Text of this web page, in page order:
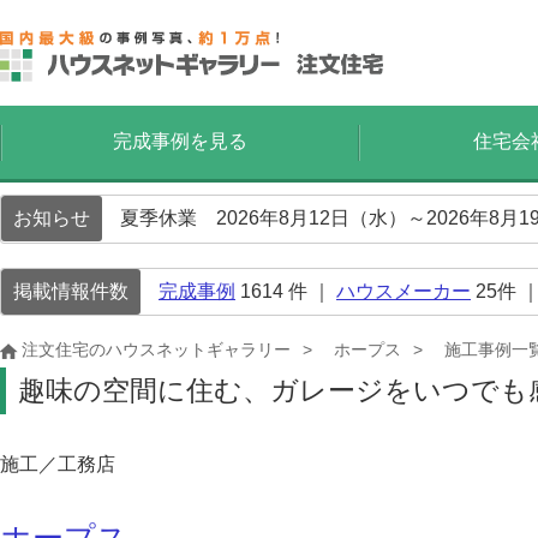
完成事例を見る 住宅会
お知らせ 夏季休業 2026年8月12日（水）～2026年8月
掲載情報件数 完成事例 1614 件 ｜ ハウスメーカー 25件
注文住宅のハウスネットギャラリー ホープス 施工事例一
趣味の空間に住む、ガレージをいつでも
施工／工務店